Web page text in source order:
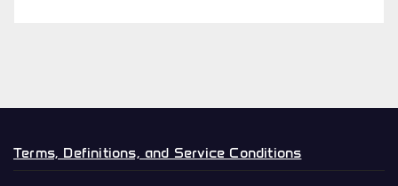
Terms, Definitions, and Service Conditions